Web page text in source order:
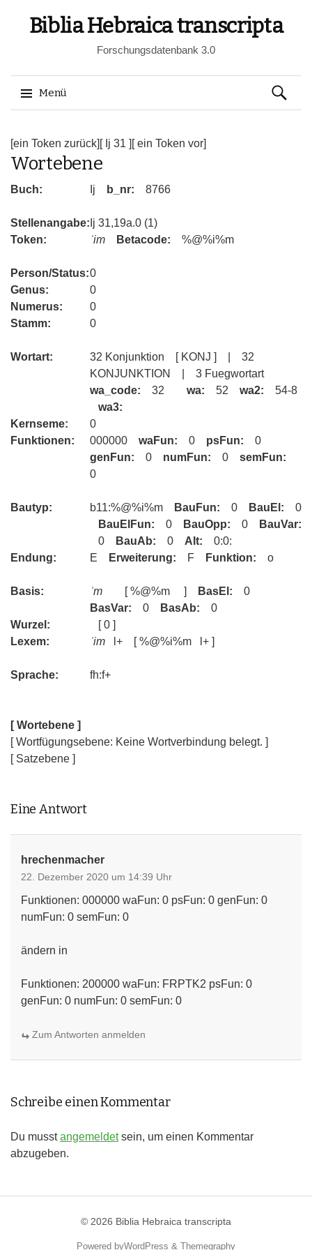
Biblia Hebraica transcripta
Forschungsdatenbank 3.0
Menü
zum
Inhalt
Suchen
nach:
[ein Token zurück] [ Ij 31 ] [ ein Token vor]
Wortebene
Buch: Ij b_nr: 8766
Stellenangabe: Ij 31,19a.0 (1)
Token:
ʾim Betacode: %@%i%m
Person/Status:0
Genus:
0
Numerus:
0
Stamm:
0
Wortart:
32 Konjunktion [ KONJ ] | 32
KONJUNKTION | 3 Fuegwortart
wa_code:
32 wa: 52 wa2:
54-8
wa3:
Kernseme:
0
Funktionen:
000000 waFun: 0 psFun:
0
genFun:
0 numFun: 0 semFun:
0
Bautyp: b11:%@%i%m BauFun: 0 BauEl:
0
BauElFun:
0 BauOpp: 0
BauVar:
0
BauAb: 0 Alt:
0:0:
Endung:
E Erweiterung: F Funktion: o
Basis: ʾm [ %@%m ] BasEl:
0
BasVar:
0 BasAb:
0
Wurzel:
[ 0 ]
Lexem:
ʾim l+ [ %@%i%m l+ ]
Sprache: fh:f+
[ Wortebene ]
[ Wortfügungsebene: Keine Wortverbindung belegt. ]
[ Satzebene ]
Eine Antwort
hrechenmacher
22. Dezember 2020 um 14:39 Uhr
Funktionen: 000000 waFun: 0 psFun: 0 genFun: 0
numFun: 0 semFun: 0
ändern in
Funktionen: 200000 waFun: FRPTK2 psFun: 0
genFun: 0 numFun: 0 semFun: 0
Zum Antworten anmelden
Schreibe einen Kommentar
Du musstangemeldetsein, um einen Kommentar
abzugeben.
© 2026 Biblia Hebraica transcripta
Powered byWordPress & Themegraphy